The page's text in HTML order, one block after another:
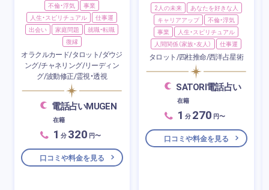
不倫・浮気
事業
人生・スピリチュアル
仕事運
出会い
家庭問題
就職・転職
復縁
オラクルカード/タロット/ダウジ
ング/チャネリング/リーディン
グ/波動修正/霊視・透視
電話占いMUGEN
在籍
1 分 320 円〜
口コミや料金を見る
2人の未来
あなたを好きな人
キャリアアップ
不倫・浮気
事業
人生・スピリチュアル
人間関係（家族・友人）
仕事運
タロット/四柱推命/西洋占星術
SATORI電話占い
在籍
1 分 270 円〜
口コミや料金を見る